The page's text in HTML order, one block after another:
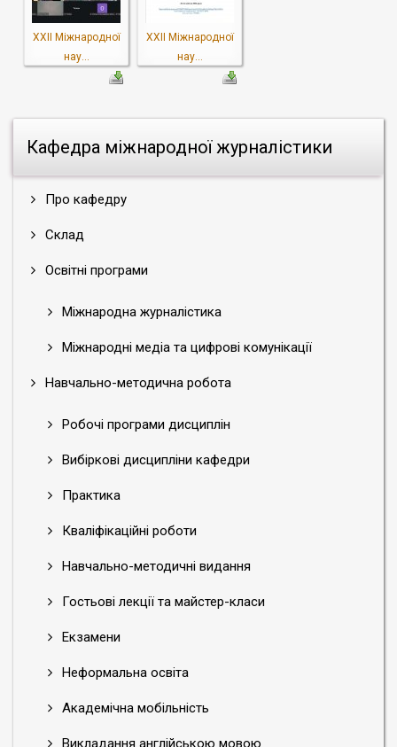
Кафедра міжнародної журналістики
Про кафедру
Склад
Освітні програми
Міжнародна журналістика
Міжнародні медіа та цифрові комунікації
Навчально-методична робота
Робочі програми дисциплін
Вибіркові дисципліни кафедри
Практика
Кваліфікаційні роботи
Навчально-методичні видання
Гостьові лекції та майстер-класи
Екзамени
Неформальна освіта
Академічна мобільність
Викладання англійською мовою
XХІІ Міжнародної
нау...
XХІІ Міжнародної
нау...